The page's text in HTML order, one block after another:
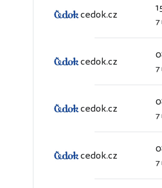
cedok.cz 7
cedok.cz 7
cedok.cz 7
cedok.cz 7